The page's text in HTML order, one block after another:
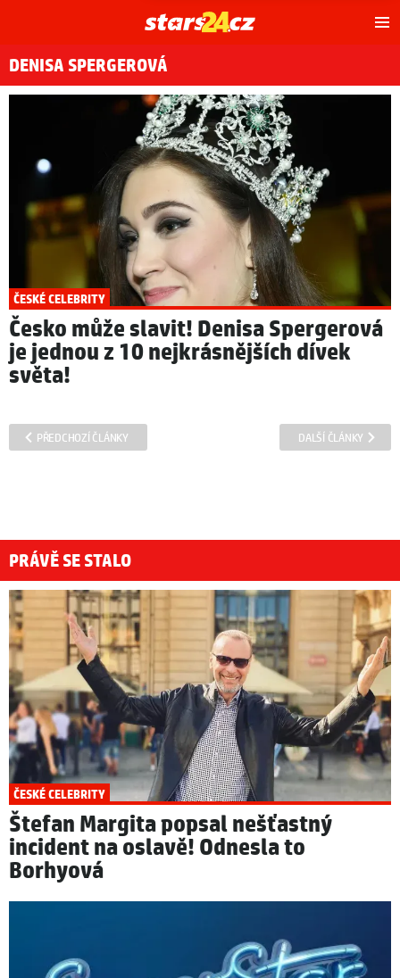
DENISA SPERGEROVÁ
ČESKÉ CELEBRITY
Česko může slavit! Denisa Spergerová
je jednou z 10 nejkrásnějších dívek
světa!
PŘEDCHOZÍ ČLÁNKY DALŠÍ ČLÁNKY
PRÁVĚ SE STALO
ČESKÉ CELEBRITY
Štefan Margita popsal nešťastný
incident na oslavě! Odnesla to
Borhyová